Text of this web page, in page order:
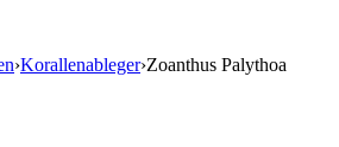
›Korallenableger›Zoanthus Palythoa